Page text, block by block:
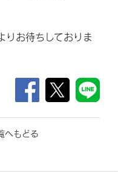
りお待ちしておりま
もどる